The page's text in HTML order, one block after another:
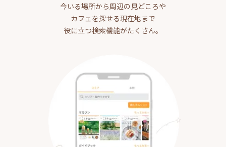
今いる場所から周辺の見どころや
カフェを探せる現在地まで
役に立つ検索機能がたくさん。